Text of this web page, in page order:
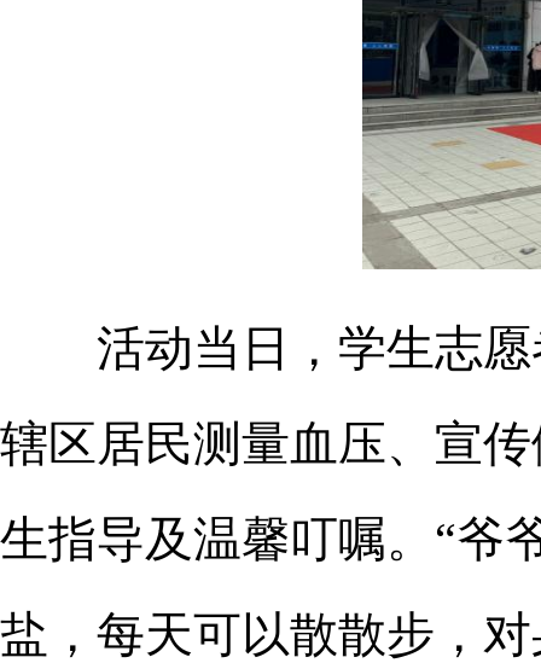
活动当日， 学生志
辖区居民测量血压、宣
生指导及温馨叮嘱。 “爷
盐，每天可以散散步，